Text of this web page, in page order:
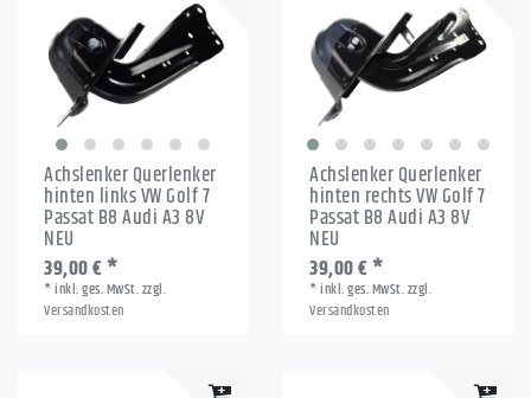
Achslenker Querlenker
hinten links VW Golf 7
Passat B8 Audi A3 8V
NEU
39,00 € *
*inkl. ges. MwSt.zzgl.
Versandkosten
Achslenker Querlenker
hinten rechts VW Golf 7
Passat B8 Audi A3 8V
NEU
39,00 € *
*inkl. ges. MwSt.zzgl.
Versandkosten